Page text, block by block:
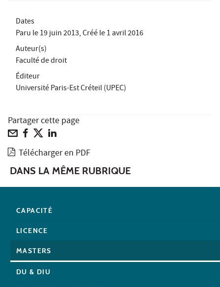
Dates
Paru le19 juin 2013, Créé le1 avril 2016
Auteur(s)
Faculté de droit
Éditeur
Université Paris-Est Créteil (UPEC)
Partager cette page
Télécharger en PDF
DANS LA MÊME RUBRIQUE
CAPACITÉ
LICENCE
MASTERS
DU & DIU